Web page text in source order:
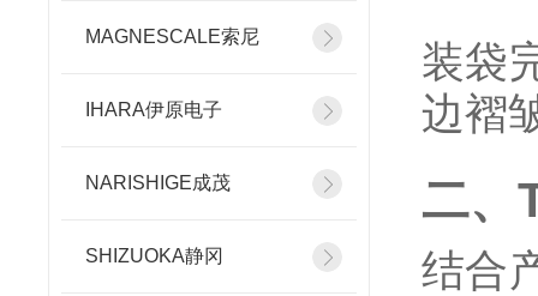
MAGNESCALE索尼
IHARA伊原电子
NARISHIGE成茂
SHIZUOKA静冈
装袋
边褶
二、
结合